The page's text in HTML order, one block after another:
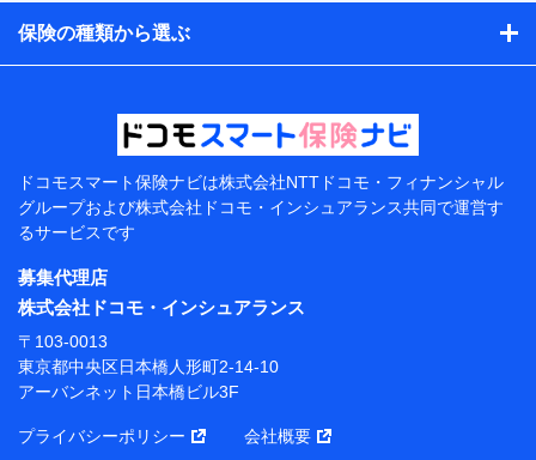
アンケートやキャンペーン等の実施のため
上記に係る案内・手続き・管理等付帯業務を行うため
当該個人データを取り扱う各共同利用者（詳細は次のと
東京都千代田区永田町2丁目11番1号 山王パークタワー
株式会社NTTドコモ 代表取締役社長 前田 義晃
東京都中央区日本橋人形町2-14-10 アーバンネット日
本橋ビル 3F
長 吉村 忠義
※ 当社および株式会社NTTドコモは、お客さまの情報
ソナルデータ憲章」に定める行動原則を順守します 。
保険の種類から選ぶ
ドコモスマート保険ナビは株式会社NTTドコモ・フィナンシャル
グループおよび株式会社ドコモ・インシュアランス共同で運営す
るサービスです
募集代理店
株式会社ドコモ・インシュアランス
〒103-0013
東京都中央区日本橋人形町2-14-10
アーバンネット日本橋ビル3F
プライバシーポリシー 会社概要